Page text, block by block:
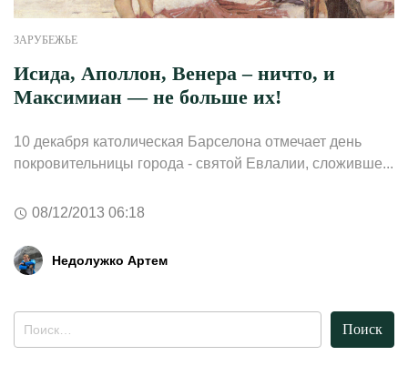
ЗАРУБЕЖЬЕ
Исида, Аполлон, Венера – ничто, и
Максимиан — не больше их!
10 декабря католическая Барселона отмечает день
покровительницы города - святой Евлалии, сложивше...
08/12/2013 06:18
Недолужко Артем